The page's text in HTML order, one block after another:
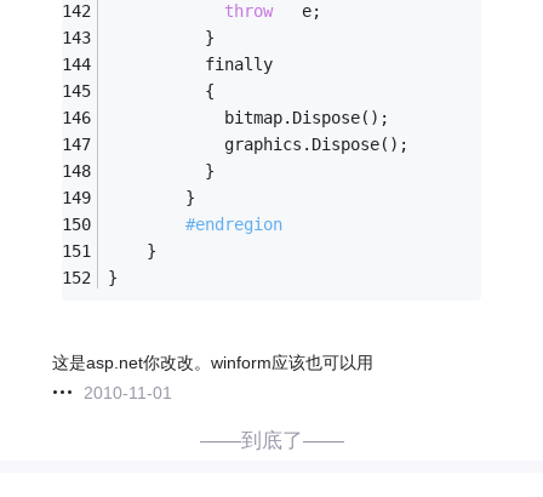
throw
   e;
          }
          finally
          {
            bitmap.Dispose();
            graphics.Dispose();
          }
        }
#endregion
    }
}
这是asp.net你改改。winform应该也可以用
2010-11-01
——到底了——